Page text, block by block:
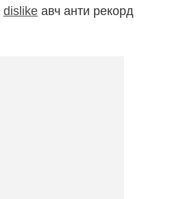
dislike авч анти рекорд